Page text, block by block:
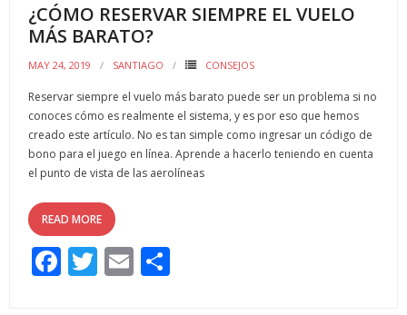
¿CÓMO RESERVAR SIEMPRE EL VUELO
MÁS BARATO?
MAY 24, 2019 SANTIAGO CONSEJOS
Reservar siempre el vuelo más barato puede ser un problema si no
conoces cómo es realmente el sistema, y es por eso que hemos
creado este artículo. No es tan simple como ingresar un código de
bono para el juego en línea. Aprende a hacerlo teniendo en cuenta
el punto de vista de las aerolíneas
READ MORE
F T E